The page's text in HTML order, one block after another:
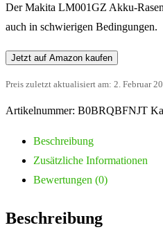
Der Makita LM001GZ Akku-
auch in schwierigen Bedingungen.
Jetzt auf Amazon kaufen
Preis zuletzt aktualisiert am: 2. Februar
Artikelnummer: B0BRQBFNJT
Beschreibung
Zusätzliche Informationen
Bewertungen (0)
Beschreibung